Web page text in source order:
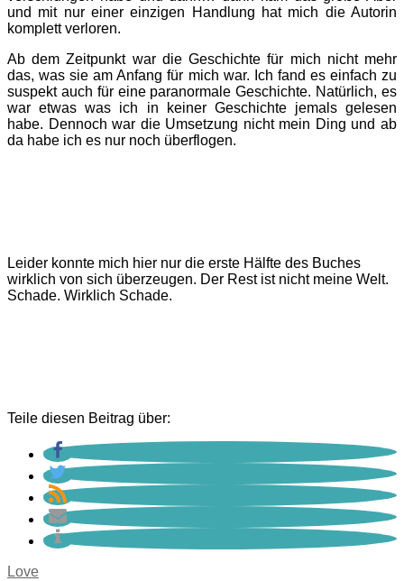
und mit nur einer einzigen Handlung hat mich die Autorin
komplett verloren.
Ab dem Zeitpunkt war die Geschichte für mich nicht mehr
das, was sie am Anfang für mich war. Ich fand es einfach zu
suspekt auch für eine paranormale Geschichte. Natürlich, es
war etwas was ich in keiner Geschichte jemals gelesen
habe. Dennoch war die Umsetzung nicht mein Ding und ab
da habe ich es nur noch überflogen.
Leider konnte mich hier nur die erste Hälfte des Buches
wirklich von sich überzeugen. Der Rest ist nicht meine Welt.
Schade. Wirklich Schade.
Teile diesen Beitrag über:
Love